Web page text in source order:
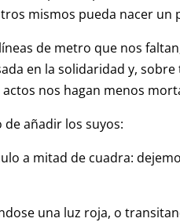
mismos pueda nacer un
de metro que nos
en la solidaridad y,
nos hagan menos
añadir los suyos:
a mitad de cuadra:
una luz roja, o